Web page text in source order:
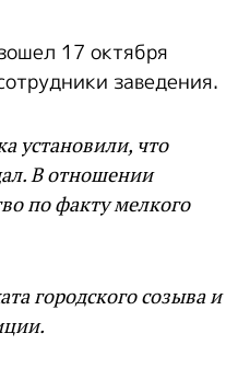
17 октября
заведения.
установили, что
В отношении
по факту мелкого
городского созыва и